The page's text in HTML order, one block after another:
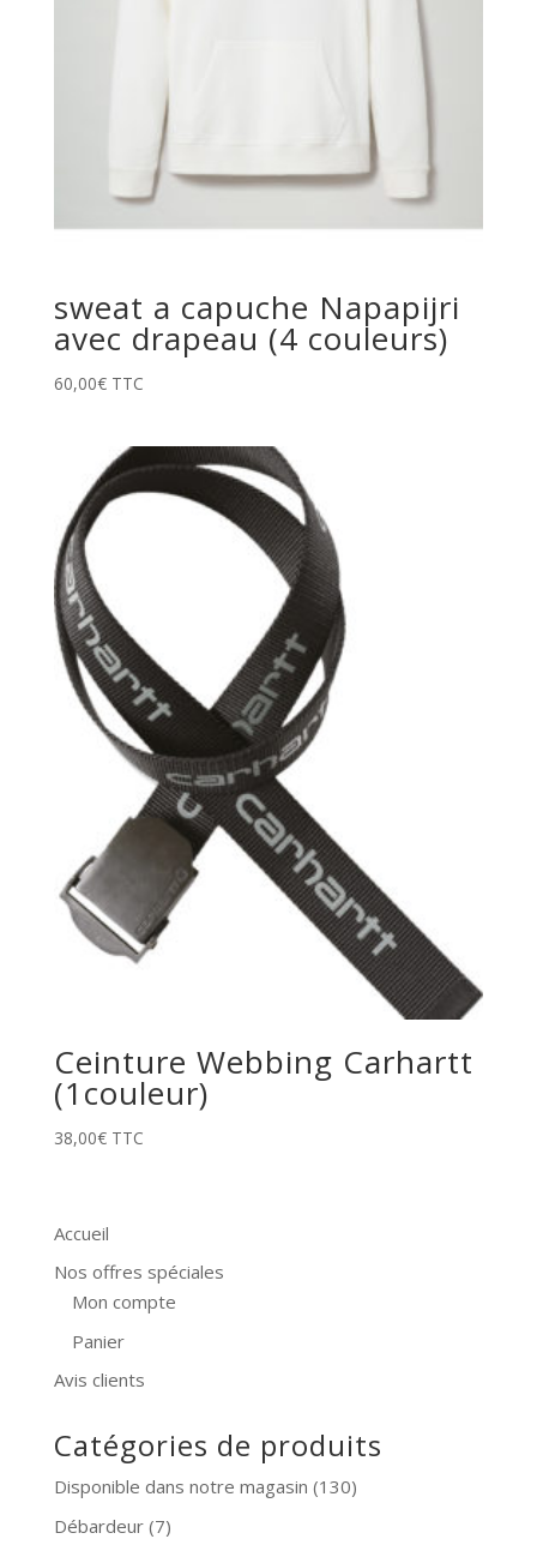
sweat a capuche Napapijri
avec drapeau (4 couleurs)
60,00€ TTC
Ceinture Webbing Carhartt
(1couleur)
38,00€ TTC
Accueil
Nos offres spéciales
Mon compte
Panier
Avis clients
Catégories de produits
Disponible dans notre magasin (130)
Débardeur (7)